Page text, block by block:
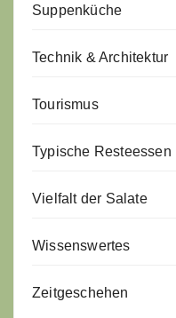
Suppenküche
Technik & Architektur
Tourismus
Typische Resteessen
Vielfalt der Salate
Wissenswertes
Zeitgeschehen